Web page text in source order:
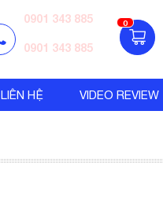
0901 343 885
0901 343 885
0
LIÊN HỆ VIDEO REVIEW